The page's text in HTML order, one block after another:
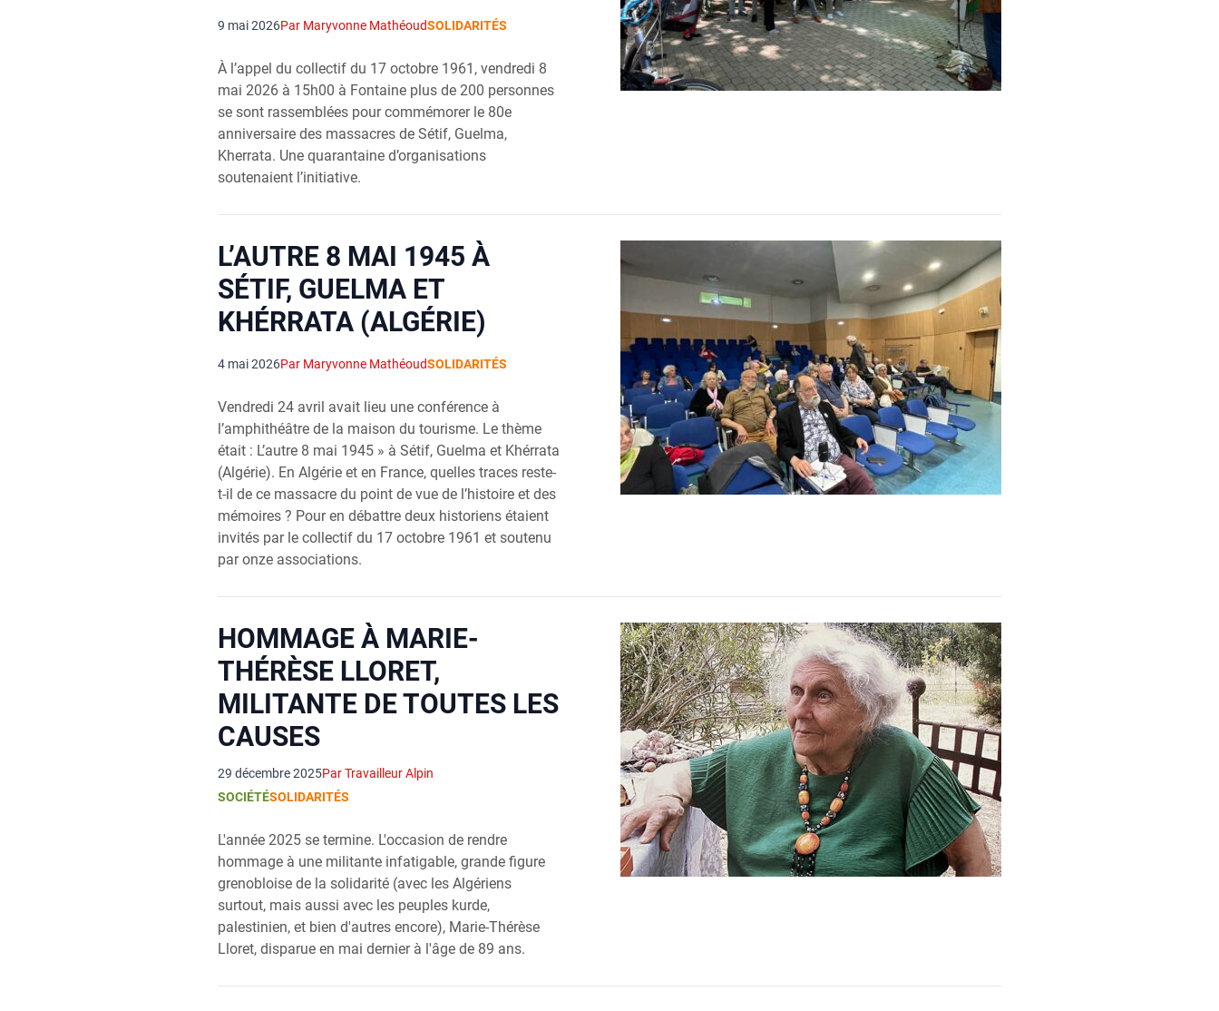
9 mai 2026Par Maryvonne MathéoudSOLIDARITÉS
À l’appel du collectif du 17 octobre 1961, vendredi 8
mai 2026 à 15h00 à Fontaine plus de 200 personnes
se sont rassemblées pour commémorer le 80e
anniversaire des massacres de Sétif, Guelma,
Kherrata. Une quarantaine d’organisations
soutenaient l’initiative.
L’AUTRE 8 MAI 1945 À
SÉTIF, GUELMA ET
KHÉRRATA (ALGÉRIE)
4 mai 2026Par Maryvonne MathéoudSOLIDARITÉS
Vendredi 24 avril avait lieu une conférence à
l’amphithéâtre de la maison du tourisme. Le thème
était : L’autre 8 mai 1945 » à Sétif, Guelma et Khérrata
(Algérie). En Algérie et en France, quelles traces reste-
t-il de ce massacre du point de vue de l’histoire et des
mémoires ? Pour en débattre deux historiens étaient
invités par le collectif du 17 octobre 1961 et soutenu
par onze associations.
HOMMAGE À MARIE-
THÉRÈSE LLORET,
MILITANTE DE TOUTES LES
CAUSES
29 décembre 2025Par Travailleur Alpin
SOCIÉTÉSOLIDARITÉS
L'année 2025 se termine. L'occasion de rendre
hommage à une militante infatigable, grande figure
grenobloise de la solidarité (avec les Algériens
surtout, mais aussi avec les peuples kurde,
palestinien, et bien d'autres encore), Marie-Thérèse
Lloret, disparue en mai dernier à l'âge de 89 ans.